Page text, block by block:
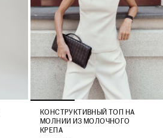
КОНСТРУКТИВНЫЙ ТОП НА
МОЛНИИ ИЗ МОЛОЧНОГО
КРЕПА